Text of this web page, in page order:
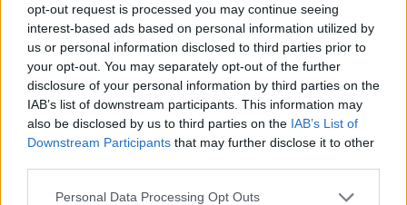
opt-out request is processed you may continue seeing
interest-based ads based on personal information utilized by
us or personal information disclosed to third parties prior to
your opt-out. You may separately opt-out of the further
disclosure of your personal information by third parties on the
IAB’s list of downstream participants. This information may
also be disclosed by us to third parties on the IAB’s List of
Downstream Participants that may further disclose it to other
Personal Data Processing Opt Outs
Riepilogo stagione
Titolare 3 - 7
Entrato 20 - 52 %
Squalificato 0 - 0%
Infortunato 0 - 0%